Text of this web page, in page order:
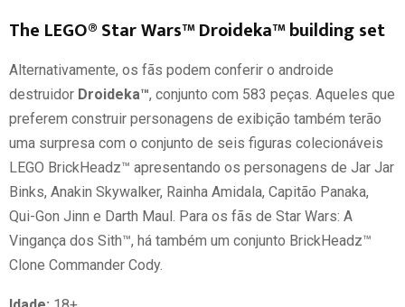
The LEGO® Star Wars™ Droideka™ building set
Alternativamente, os fãs podem conferir o androide
destruidor Droideka™, conjunto com 583 peças. Aqueles que
preferem construir personagens de exibição também terão
uma surpresa com o conjunto de seis figuras colecionáveis
LEGO BrickHeadz™ apresentando os personagens de Jar Jar
Binks, Anakin Skywalker, Rainha Amidala, Capitão Panaka,
Qui-Gon Jinn e Darth Maul. Para os fãs de Star Wars: A
Vingança dos Sith™, há também um conjunto BrickHeadz™
Clone Commander Cody.